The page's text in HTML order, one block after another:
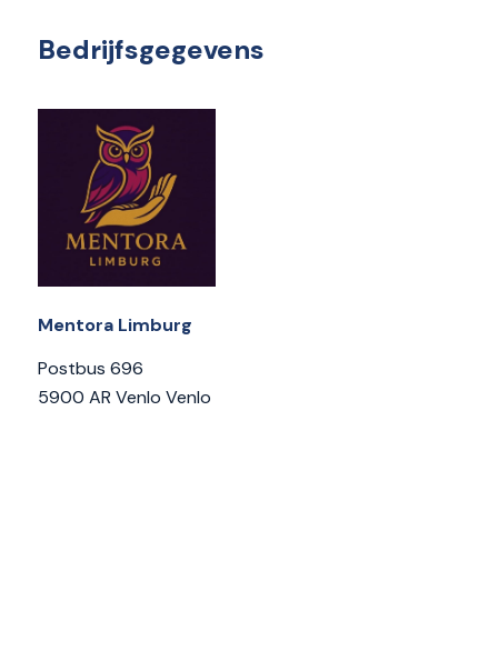
Bedrijfsgegevens
Mentora Limburg
Postbus 696
5900 AR Venlo Venlo